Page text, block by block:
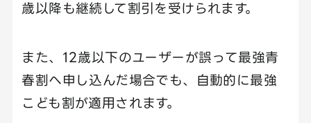
歳以降も継続して割引を受けられます。
また、12歳以下のユーザーが誤って最強青
春割へ申し込んだ場合でも、自動的に最強
こども割が適用されます。